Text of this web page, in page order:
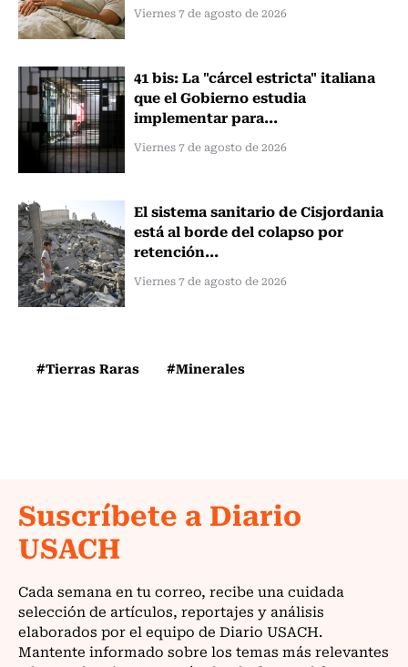
Viernes 7 de agosto de 2026
41 bis: La "cárcel estricta" italiana
que el Gobierno estudia
implementar para...
Viernes 7 de agosto de 2026
El sistema sanitario de Cisjordania
está al borde del colapso por
retención...
Viernes 7 de agosto de 2026
#Tierras Raras #Minerales